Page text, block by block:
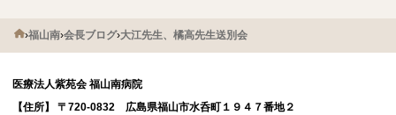
›福山南›会長ブログ›大江先生、橘高先生送別会
医療法人紫苑会 福山南病院
【住所】
〒720-0832 広島県福山市水呑町１９４７番地２